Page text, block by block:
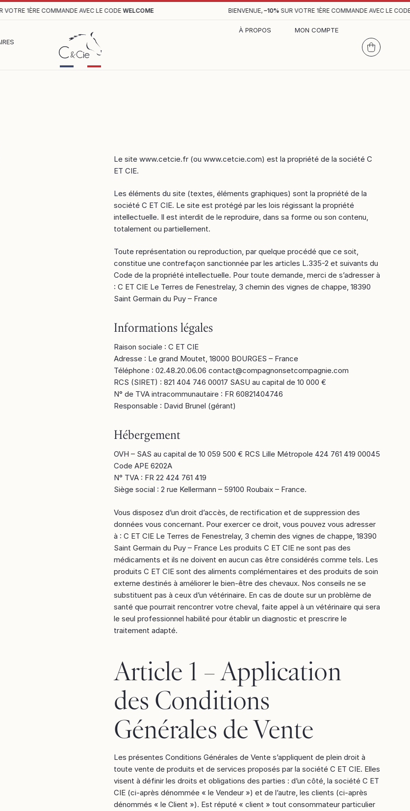
1ÈRE COMMANDE AVEC LE CODEWELCOME BIENVENUE,–10%SUR VOTRE 1ÈRE COMMANDE AVEC LE CODE
À PROPOS MON COMPTE
Le site www.cetcie.fr (ou www.cetcie.com) est la propriété de la société C
ET CIE.
Les éléments du site (textes, éléments graphiques) sont la propriété de la
société C ET CIE. Le site est protégé par les lois régissant la propriété
intellectuelle. Il est interdit de le reproduire, dans sa forme ou son contenu,
totalement ou partiellement.
Toute représentation ou reproduction, par quelque procédé que ce soit,
constitue une contrefaçon sanctionnée par les articles L.335-2 et suivants du
Code de la propriété intellectuelle. Pour toute demande, merci de s’adresser à
: C ET CIE Le Terres de Fenestrelay, 3 chemin des vignes de chappe, 18390
Saint Germain du Puy – France
Informations légales
Raison sociale : C ET CIE
Adresse : Le grand Moutet, 18000 BOURGES – France
Téléphone : 02.48.20.06.06 contact@compagnonsetcompagnie.com
RCS (SIRET) : 821 404 746 00017 SASU au capital de 10 000 €
N° de TVA intracommunautaire : FR 60821404746
Responsable : David Brunel (gérant)
Hébergement
OVH – SAS au capital de 10 059 500 € RCS Lille Métropole 424 761 419 00045
Code APE 6202A
N° TVA : FR 22 424 761 419
Siège social : 2 rue Kellermann – 59100 Roubaix – France.
Vous disposez d’un droit d’accès, de rectification et de suppression des
données vous concernant. Pour exercer ce droit, vous pouvez vous adresser
à : C ET CIE Le Terres de Fenestrelay, 3 chemin des vignes de chappe, 18390
Saint Germain du Puy – France Les produits C ET CIE ne sont pas des
médicaments et ils ne doivent en aucun cas être considérés comme tels. Les
produits C ET CIE sont des aliments complémentaires et des produits de soin
externe destinés à améliorer le bien-être des chevaux. Nos conseils ne se
substituent pas à ceux d’un vétérinaire. En cas de doute sur un problème de
santé que pourrait rencontrer votre cheval, faite appel à un vétérinaire qui sera
le seul professionnel habilité pour établir un diagnostic et prescrire le
traitement adapté.
Article 1 – Application
des Conditions
Générales de Vente
Les présentes Conditions Générales de Vente s’appliquent de plein droit à
toute vente de produits et de services proposés par la société C ET CIE. Elles
visent à définir les droits et obligations des parties : d’un côté, la société C ET
CIE (ci-après dénommée « le Vendeur ») et de l’autre, les clients (ci-après
dénommés « le Client »). Est réputé « client » tout consommateur particulier